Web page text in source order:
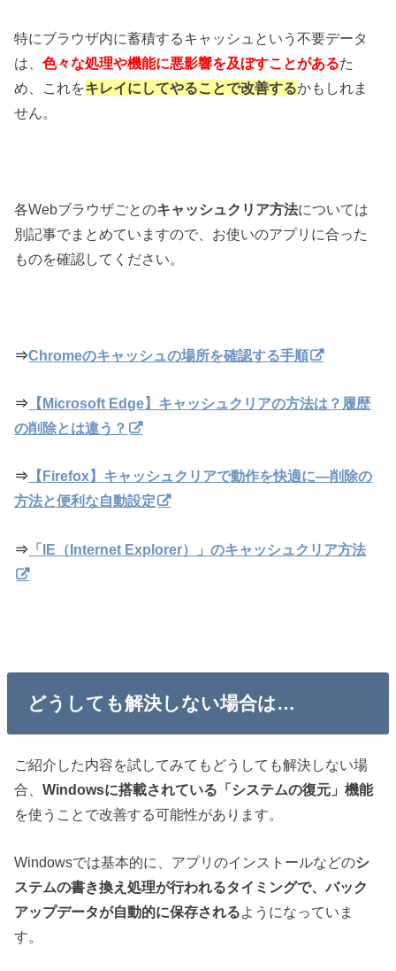
特にブラウザ内に蓄積するキャッシュという不要データ
は、色々な処理や機能に悪影響を及ぼすことがあるた
め、これをキレイにしてやることで改善するかもしれま
せん。
各Webブラウザごとのキャッシュクリア方法については
別記事でまとめていますので、お使いのアプリに合った
ものを確認してください。
⇒Chromeのキャッシュの場所を確認する手順
⇒ 【Microsoft Edge】キャッシュクリアの方法は？履歴
の削除とは違う？
⇒ 【Firefox】キャッシュクリアで動作を快適に―削除の
方法と便利な自動設定
⇒ 「IE（Internet Explorer）」のキャッシュクリア方法
どうしても解決しない場合は…
ご紹介した内容を試してみてもどうしても解決しない場
合、Windowsに搭載されている「システムの復元」機能
を使うことで改善する可能性があります。
Windowsでは基本的に、アプリのインストールなどのシ
ステムの書き換え処理が行われるタイミングで、バック
アップデータが自動的に保存されるようになっていま
す。